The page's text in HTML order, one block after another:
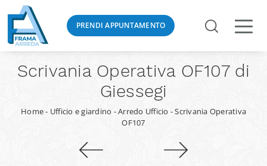
PRENDI APPUNTAMENTO
Scrivania Operativa OF107 di
Giessegi
Home- Ufficio e giardino -Arredo Ufficio -Scrivania Operativa
OF107